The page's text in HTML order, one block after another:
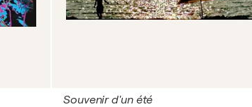
Souvenir d'un été